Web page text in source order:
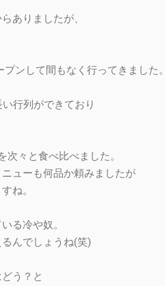
ありましたが、
ンして間もなく行ってきました。
行列ができており
々と食べ比べました。
ューも何品か頼みましたが
ね。
る冷や奴。
んでしょうね(笑)
う？と